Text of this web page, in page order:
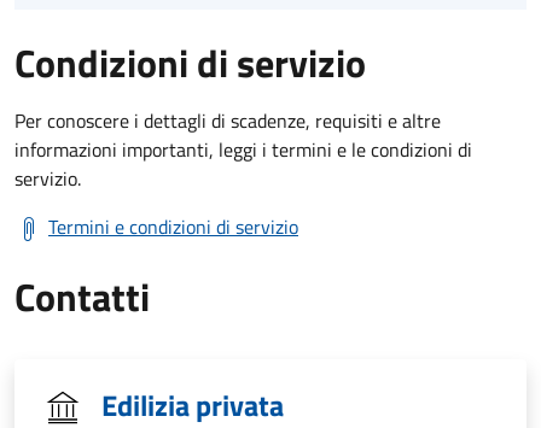
Condizioni di servizio
Per conoscere i dettagli di scadenze, requisiti e altre
informazioni importanti, leggi i termini e le condizioni di
servizio.
Termini e condizioni di servizio
Contatti
Edilizia privata